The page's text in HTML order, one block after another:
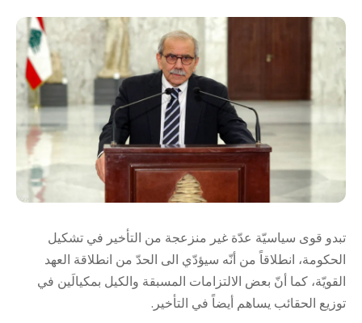
تبدو قوى سياسيّة عدّة غير منزعجة من التأخير في تشكيل
الحكومة، انطلاقاً من أنّه سيؤدّي الى الحدّ من انطلاقة العهد
القويّة، كما أنّ بعض الالتزامات المسبقة والكيل بمكيالَين في
توزيع الحقائب يساهم أيضاً في التأخير.